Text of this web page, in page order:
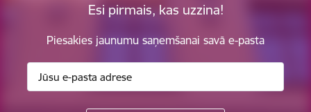
Esi pirmais, kas uzzina!
Piesakies jaunumu saņemšanai savā e-pasta